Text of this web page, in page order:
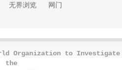
无界浏览
网门
Organization to Investigate
the